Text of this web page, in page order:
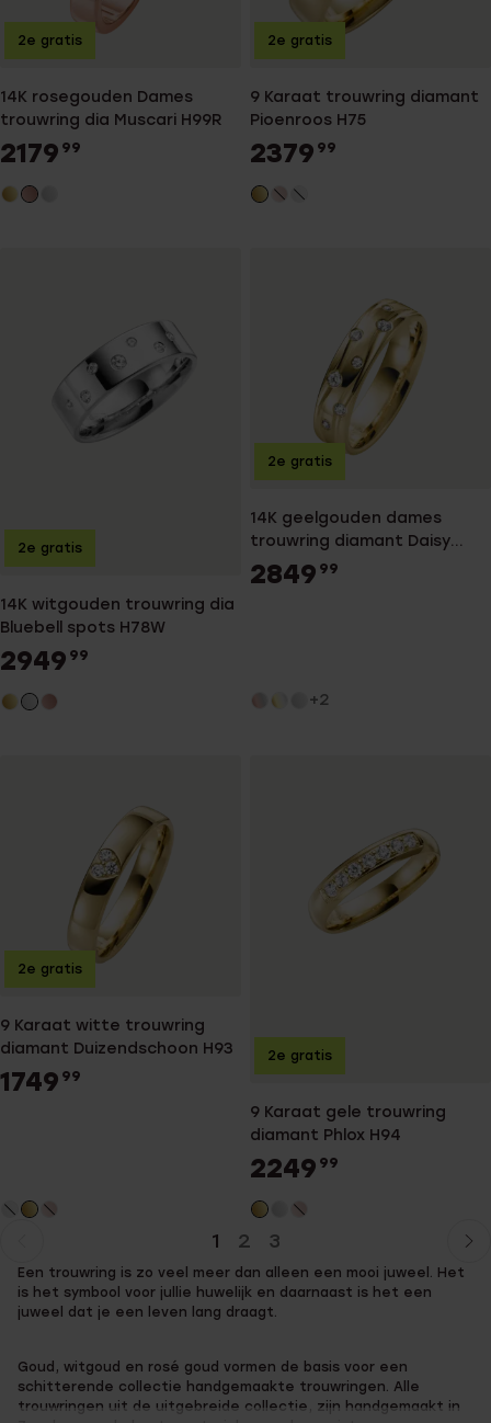
14K rosegouden Dames
trouwring dia Muscari H99R
2179 99
2e gratis
9 Karaat trouwring diamant
Pioenroos H75
2379 99
2e gratis
14K witgouden trouwring dia
Bluebell spots H78W
2949 99
2e gratis
14K geelgouden dames
trouwring diamant Daisy
H147
2849 99
+2
2e gratis
9 Karaat witte trouwring
diamant Duizendschoon H93
1749 99
2e gratis
9 Karaat gele trouwring
diamant Phlox H94
2249 99
2e gratis
pagina
1 2 3
naar
pagina
Een trouwring is zo veel meer dan alleen een mooi juweel. Het
is het symbool voor jullie huwelijk en daarnaast is het een
juweel dat je een leven lang draagt.
Goud, witgoud en rosé goud vormen de basis voor een
schitterende collectie handgemaakte trouwringen. Alle
trouwringen uit de uitgebreide collectie, zijn handgemaakt in